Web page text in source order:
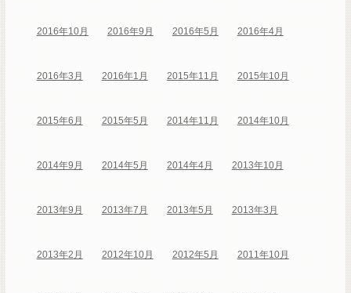
2016年10月 2016年9月 2016年5月 2016年4月
2016年3月 2016年1月 2015年11月 2015年10月
2015年6月 2015年5月 2014年11月 2014年10月
2014年9月 2014年5月 2014年4月 2013年10月
2013年9月 2013年7月 2013年5月 2013年3月
2013年2月 2012年10月 2012年5月 2011年10月